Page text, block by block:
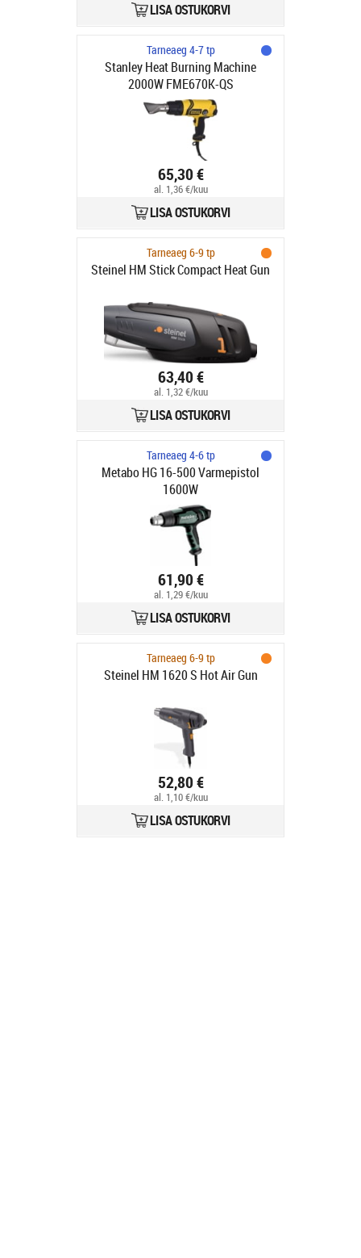
LISA OSTUKORVI
Tarneaeg 4-7 tp
Stanley Heat Burning Machine
2000W FME670K-QS
65,30 €
al. 1,36 €/kuu
LISA OSTUKORVI
Tarneaeg 6-9 tp
Steinel HM Stick Compact Heat Gun
63,40 €
al. 1,32 €/kuu
LISA OSTUKORVI
Tarneaeg 4-6 tp
Metabo HG 16-500 Varmepistol
1600W
61,90 €
al. 1,29 €/kuu
LISA OSTUKORVI
Tarneaeg 6-9 tp
Steinel HM 1620 S Hot Air Gun
52,80 €
al. 1,10 €/kuu
LISA OSTUKORVI